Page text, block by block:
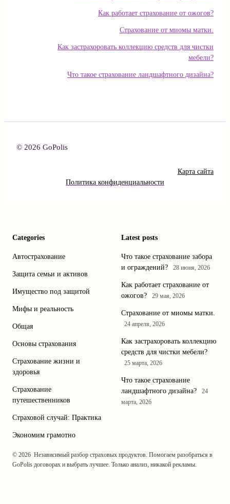
Как работает страхование от ожогов?
Страхование от миомы матки.
Как застрахоровать коллекцию средств для чистки
мебели?
Что такое страхование ландшафтного дизайна?
© 2026 GoPolis
Карта сайта
Политика конфиденциальности
Categories
Автострахование
Защита семьи и активов
Имущество под защитой
Мифы и реальность
Общая
Основы страхования
Страхование жизни и
здоровья
Страхование
путешественников
Страховой случай: Практика
Экономим грамотно
Latest posts
Что такое страхование забора
и ограждений?
28 июня, 2026
Как работает страхование от
ожогов?
29 мая, 2026
Страхование от миомы матки.
24 апреля, 2026
Как застрахоровать коллекцию
средств для чистки мебели?
25 марта, 2026
Что такое страхование
ландшафтного дизайна?
24
марта, 2026
© 2026
GoPolis
Независимый разбор страховых продуктов. Помогаем разобраться в
договорах и выбрать лучшее. Только анализ, никакой рекламы.